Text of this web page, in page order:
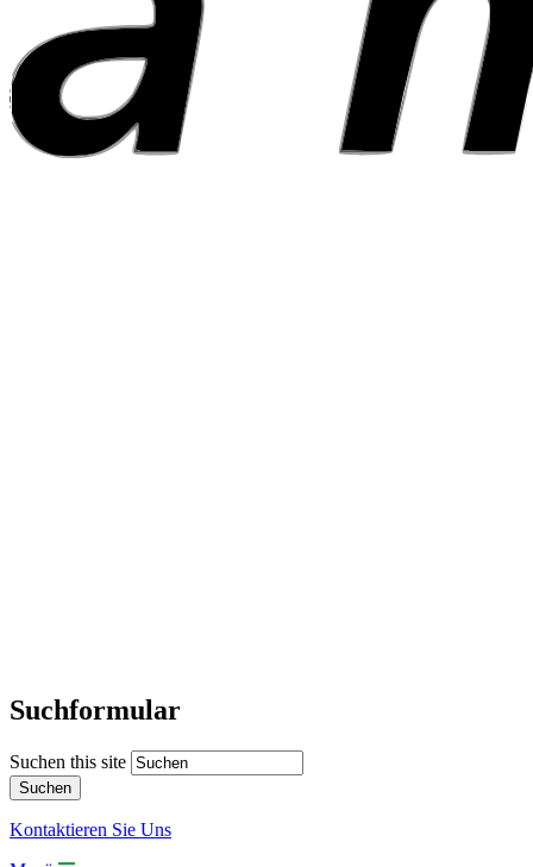
Suchformular
Suchen this site
Kontaktieren Sie Uns